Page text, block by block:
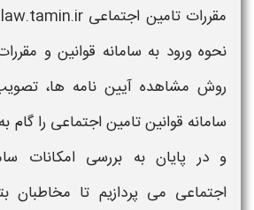
مقررات تامین اجتماعی law.tamin.ir
نحوه ورود به سامانه قوانین و
روش مشاهده آیین نامه ها،
سامانه قوانین تامین اجتماعی را
و در پایان به بررسی امکانات
اجتماعی می‌ پردازیم تا مخاطبان